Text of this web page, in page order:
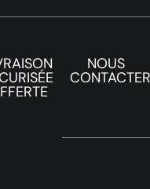
NOUS
CONTACTER